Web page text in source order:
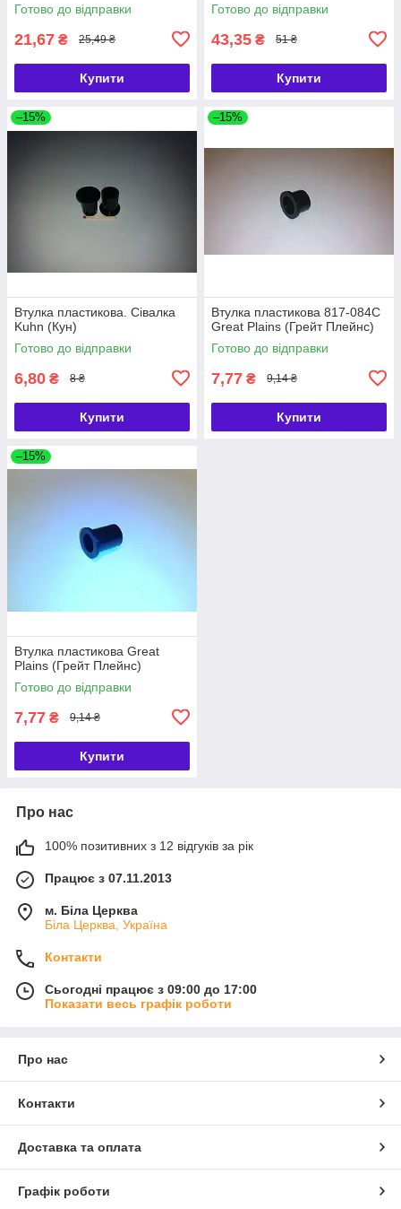
Готово до відправки
21,67 ₴ 25,49 ₴
Купити
Готово до відправки
43,35 ₴ 51 ₴
Купити
–15%
Втулка пластикова. Сівалка
Kuhn (Кун)
Готово до відправки
6,80 ₴ 8 ₴
Купити
–15%
Втулка пластикова 817-084С
Great Plains (Грейт Плейнс)
Готово до відправки
7,77 ₴ 9,14 ₴
Купити
–15%
Втулка пластикова Great
Plains (Грейт Плейнс)
Готово до відправки
7,77 ₴ 9,14 ₴
Купити
Про нас
100% позитивних з 12 відгуків за рік
Працює з 07.11.2013
м. Біла Церква
Біла Церква, Україна
Контакти
Сьогодні працює з 09:00 до 17:00
Показати весь графік роботи
Про нас
Контакти
Доставка та оплата
Графік роботи